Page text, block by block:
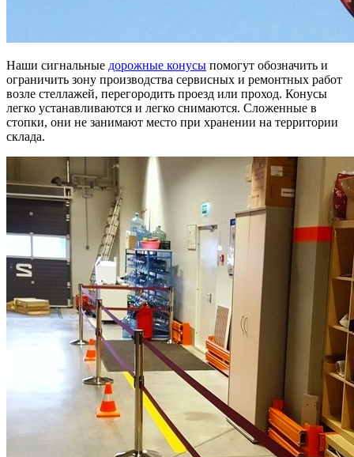
Наши сигнальные дорожные конусы помогут обозначить и
ограничить зону производства сервисных и ремонтных работ
возле стеллажей, перегородить проезд или проход. Конусы
легко устанавливаются и легко снимаются. Сложенные в
стопки, они не занимают место при хранении на территории
склада.